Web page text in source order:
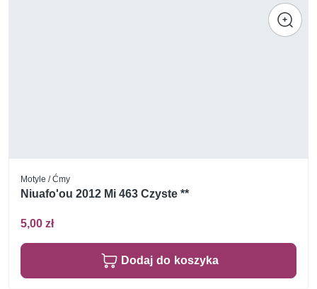
Motyle / Ćmy
Niuafo'ou 2012 Mi 463 Czyste **
5,00 zł
Dodaj do koszyka